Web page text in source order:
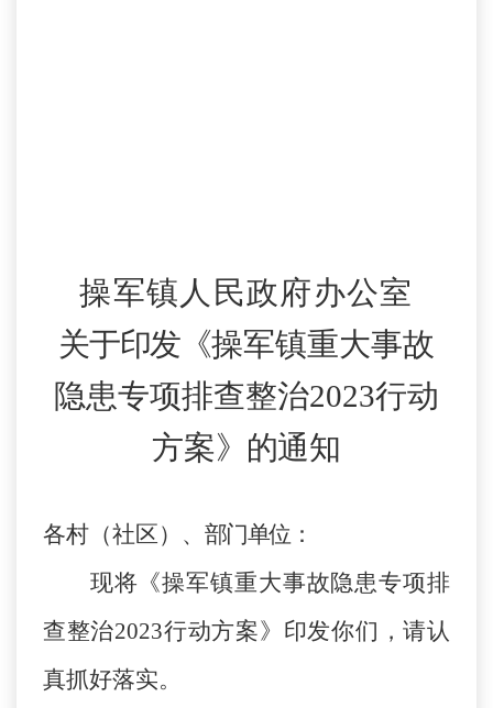
操军镇人民政府办公室
关于印发《操军镇重大事故
隐患专项排查整治2023行动
方案》的通知
各村（社区）、 部门单位 ：
现将《操军镇重大事故隐患专项排
查整治2023行动方案》印发你们，请认
真抓好落实。